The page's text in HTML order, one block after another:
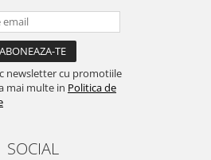
newsletter cu promotiile
mai multe in Politica de
SOCIAL